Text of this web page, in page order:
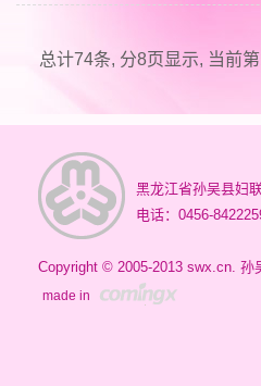
总计74条, 分8页显示, 当前
黑龙江省孙吴县妇
电话：0456-
Copyright © 2005-2013 swx.cn. 孙
made in